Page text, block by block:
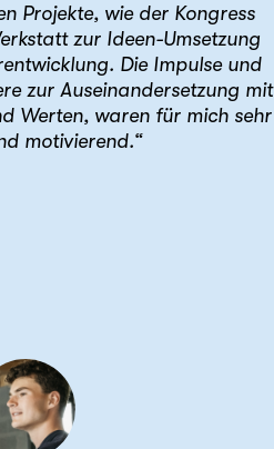
Projekte, wie der Kongress
zur Ideen-Umsetzung
Die Impulse und
zur Auseinandersetzung mit
Werten, waren für mich sehr
motivierend.“